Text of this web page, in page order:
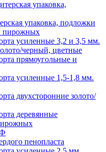
упаковка, подложки
пирожных
усиленные 3,2 и 3,5 мм.
черный, цветные
прямоугольные и
усиленные 1,5-1,8 мм.
двухсторонние золото/
деревянные
пенопласта